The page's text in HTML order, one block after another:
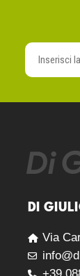
DI
Via